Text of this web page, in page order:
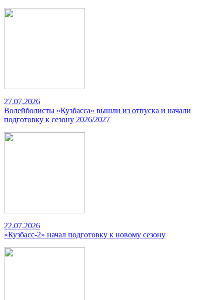
27.07.2026
Волейболисты «Кузбасса» вышли из отпуска и начали
подготовку к сезону 2026/2027
22.07.2026
«Кузбасс-2» начал подготовку к новому сезону